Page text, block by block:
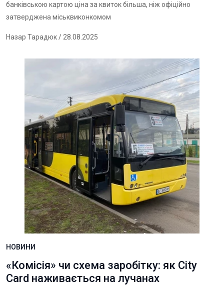
банківською картою ціна за квиток більша, ніж офіційно
затверджена міськвиконкомом
Назар Тарадюк/ 28.08.2025
НОВИНИ
«Комісія» чи схема заробітку: як City
Card наживається на лучанах